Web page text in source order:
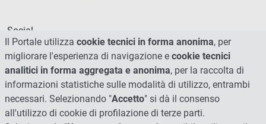
Social
Il Portale utilizza cookie tecnici in forma anonima, per
migliorare l'esperienza di navigazione e cookie tecnici
analitici in forma aggregata e anonima, per la raccolta di
informazioni statistiche sulle modalità di utilizzo, entrambi
necessari. Selezionando "Accetto" si dà il consenso
all'utilizzo di cookie di profilazione di terze parti.